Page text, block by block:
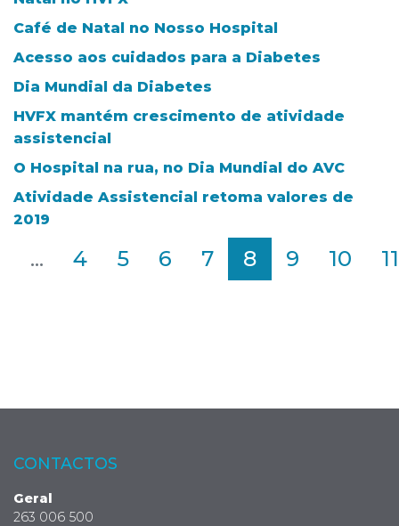
Café de Natal no Nosso Hospital
Acesso aos cuidados para a Diabetes
Dia Mundial da Diabetes
HVFX mantém crescimento de atividade
assistencial
O Hospital na rua, no Dia Mundial do AVC
Atividade Assistencial retoma valores de
2019
... 4 5 6 7 8 9 10 11
CONTACTOS
Geral
263 006 500